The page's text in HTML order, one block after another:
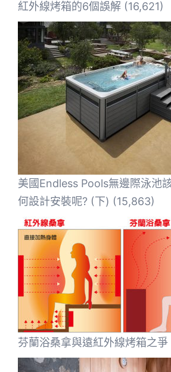
紅外線烤箱的6個誤解 (16,621)
美國Endless Pools無邊際泳池
何設計安裝呢? (下) (15,863)
芬蘭浴桑拿與遠紅外線烤箱之爭